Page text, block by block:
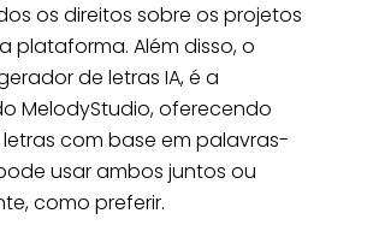
os direitos sobre os projetos
plataforma. Além disso, o
de letras IA, é a
MelodyStudio, oferecendo
com base em palavras-
usar ambos juntos ou
como preferir.